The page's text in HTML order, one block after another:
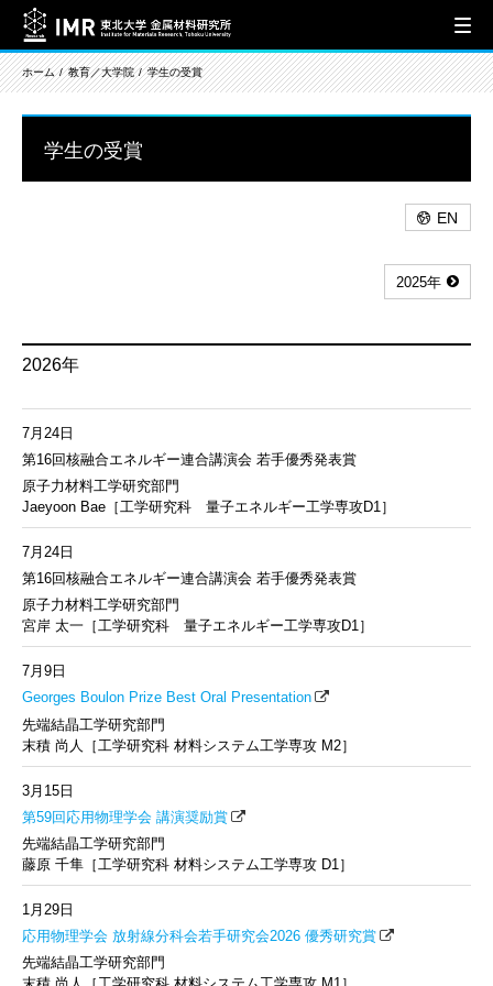
ホーム 教育／大学院 学生の受賞
学生の受賞
EN
2025年
2026年
7月24日
第16回核融合エネルギー連合講演会 若手優秀発表賞
原子力材料工学研究部門
Jaeyoon Bae［工学研究科 量子エネルギー工学専攻D1］
7月24日
第16回核融合エネルギー連合講演会 若手優秀発表賞
原子力材料工学研究部門
宮岸 太一［工学研究科 量子エネルギー工学専攻D1］
7月9日
Georges Boulon Prize Best Oral Presentation
先端結晶工学研究部門
末積 尚人［工学研究科 材料システム工学専攻 M2］
3月15日
第59回応用物理学会 講演奨励賞
先端結晶工学研究部門
藤原 千隼［工学研究科 材料システム工学専攻 D1］
1月29日
応用物理学会 放射線分科会若手研究会2026 優秀研究賞
先端結晶工学研究部門